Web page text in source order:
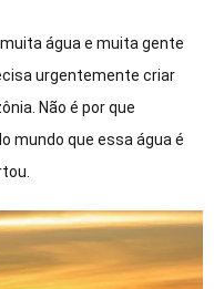
água e muita gente
urgentemente criar
Não é por que
mundo que essa água é